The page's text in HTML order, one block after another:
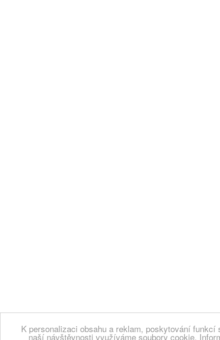
K personalizaci obsahu a reklam, poskytování
naší návštěvnosti využíváme soubory cookie.